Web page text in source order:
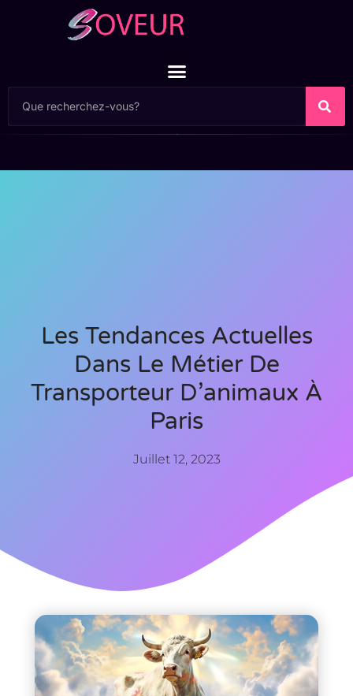
Les Tendances Actuelles
Dans Le Métier De
Transporteur D’animaux À
Paris
Juillet 12, 2023